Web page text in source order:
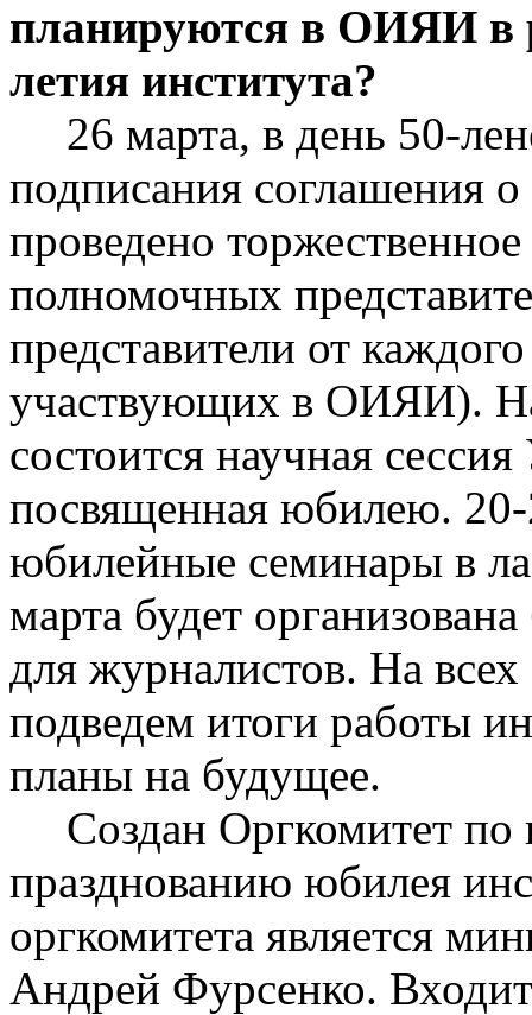
планируются в ОИЯИ в
летия института?
26 марта, в день 50-
подписания соглашения
проведено
полномочных
представители от
участвующих в ОИЯИ).
состоится научная
посвященная юбилею. 20-
юбилейные семинары в
марта будет
для журналистов. На
подведем итоги работы
планы на будущее.
Создан Оргкомитет
празднованию юбилея
оргкомитета является
Андрей Фурсенко. Входит